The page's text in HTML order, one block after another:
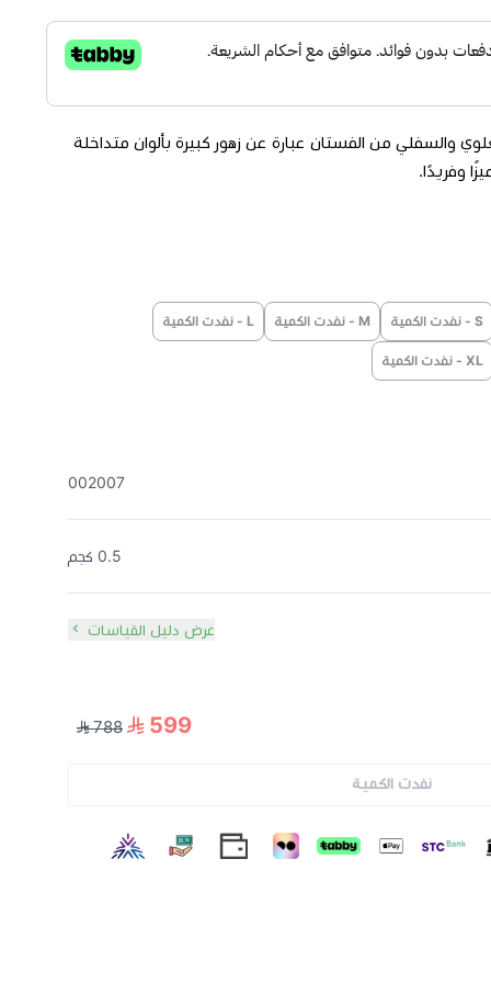
والسفلي من الفستان عبارة عن زهور كبيرة بألوان متداخلة
وفريدًا.
S - نفدت الكمية M - نفدت الكمية L - نفدت الكمية
XL - نفدت الكمية
002007
0.5 كجم
عرض دليل القياسات
599
788
نفدت الكمية